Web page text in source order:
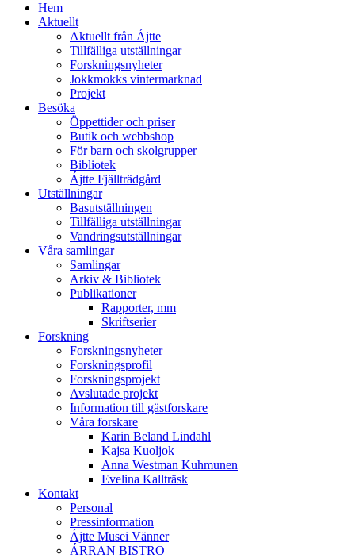
Hem
Aktuellt
Aktuellt från Ájtte
Tillfälliga utställningar
Forskningsnyheter
Jokkmokks vintermarknad
Projekt
Besöka
Öppettider och priser
Butik och webbshop
För barn och skolgrupper
Bibliotek
Ájtte Fjällträdgård
Utställningar
Basutställningen
Tillfälliga utställningar
Vandringsutställningar
Våra samlingar
Samlingar
Arkiv & Bibliotek
Publikationer
Rapporter, mm
Skriftserier
Forskning
Forskningsnyheter
Forskningsprofil
Forskningsprojekt
Avslutade projekt
Information till gästforskare
Våra forskare
Karin Beland Lindahl
Kajsa Kuoljok
Anna Westman Kuhmunen
Evelina Kallträsk
Kontakt
Personal
Pressinformation
Ájtte Musei Vänner
ÁRRAN BISTRO